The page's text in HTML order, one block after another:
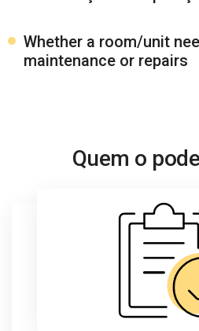
Whether a room/unit
maintenance or repairs
Quem o